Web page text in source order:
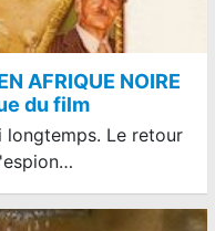
AFRIQUE NOIRE
du film
longtemps. Le retour